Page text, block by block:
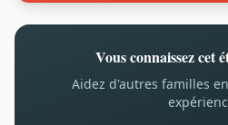
Vous connaissez cet
Aidez d'autres familles